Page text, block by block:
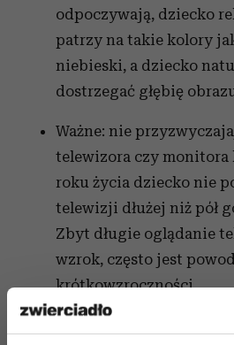
odpoczywają, dziecko
patrzy na takie kolory
niebieski, a dziecko
dostrzegać głębię
Ważne: nie
telewizora czy monitora
roku życia dziecko nie
telewizji dłużej niż pół
Zbyt długie oglądanie
wzrok, często jest
krótkowzroczności.